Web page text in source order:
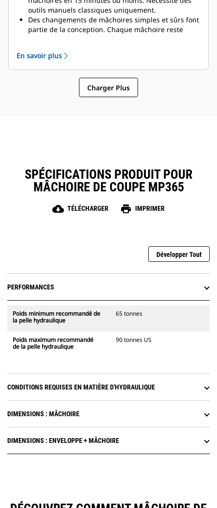
outils manuels classiques uniquement.
Des changements de mâchoires simples et sûrs font
partie de la conception. Chaque mâchoire reste
Le modèle MP318 est compatible avec les types de
mâchoires spécifiques aux applications suivantes :
En savoir plus
Charger Plus
SPÉCIFICATIONS PRODUIT POUR
MÂCHOIRE DE COUPE MP365
cloud_download TÉLÉCHARGER print IMPRIMER
Développer Tout
PERFORMANCES
Poids minimum recommandé de
la pelle hydraulique
65 tonnes
Poids maximum recommandé
de la pelle hydraulique
90 tonnes US
CONDITIONS REQUISES EN MATIÈRE D'HYDRAULIQUE
DIMENSIONS : MÂCHOIRE
DIMENSIONS : ENVELOPPE + MÂCHOIRE